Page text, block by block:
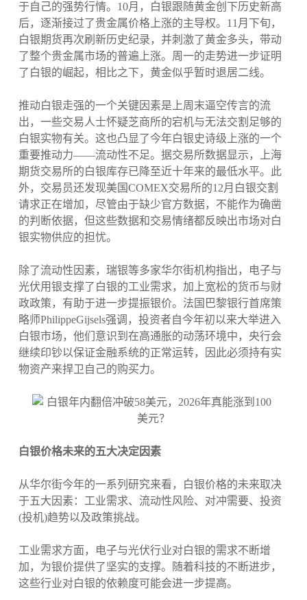
于自己的强势行情。10月，白银跟随黄金创下历史新高
后，逐渐接过了贵金属价格上涨的主导权。11月下旬，
白银期货再次刷新历史纪录，并刺激了黄金多头，带动
了整个贵金属市场的普遍上涨。周一的走势进一步证明
了白银的崛起，相比之下，黄金似乎暂时退居二线。
推动白银走强的一个关键因素是上周末逼空传言的流
出，一些交易人士怀疑芝商所的宕机与无法交割足够的
白银实物有关。这也凸显了今年白银史诗级上涨的一个
重要推动力——流动性不足。据交易所数据显示，上海
期货交易所的白银库存已降至近十年来的最低水平。此
外，交易员还发现美国COMEX交易所的12月白银交割
请求正在增加，尽管由于缺少官方数据，不能作为确凿
的判断依据，但这些数据和交易情绪都反映出市场对白
银实物供应的担忧。
除了流动性因素，瑞银等多家华尔街机构指出，电子与
光伏用银支撑了白银的工业需求，加上宽松的货币与财
政政策，有助于进一步提振银价。法国巴黎银行首席策
略师PhilippeGijsels强调，投资者自今年初以来大举进入
白银市场，他们意识到在高通胀的动荡环境中，央行会
继续印钞以保证金融系统的正常运转，因此必须持有实
物资产来捍卫自己的购买力。
白银价格未来的五大决定因素
从华尔街今年的一系列研究来看，白银价格的未来取决
于五大因素：工业需求、流动性风险、对冲需要、投资
(投机)趋势以及政策挑战。
工业需求方面，电子与光伏行业对白银的需求不断增
加，为银价提供了坚实的支撑。随着科技的不断进步，
这些行业对白银的依赖度可能会进一步提高。